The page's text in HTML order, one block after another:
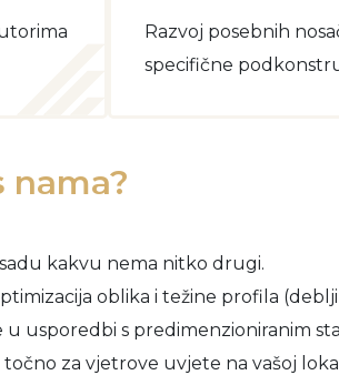
Razvoj posebnih
specifične
nama?
kakvu nema nitko drugi.
oblika i težine profila
usporedbi s predimenzioniranim
za vjetrove uvjete na vašoj